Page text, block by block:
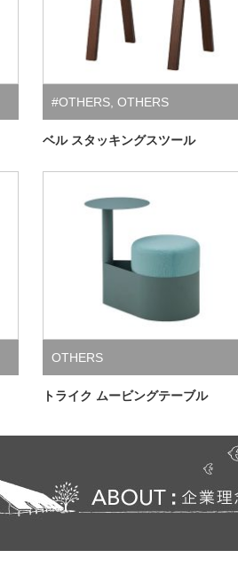
#OTHERS OTHERS
ベル スタッキングスツール
OTHERS
トライク ムービングテーブル